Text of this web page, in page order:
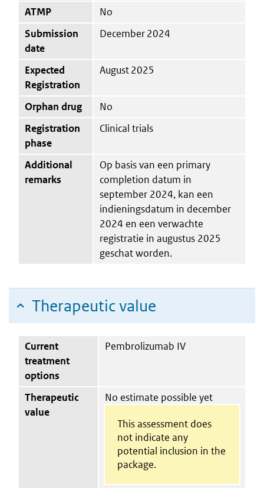
ATMP
No
Submission
date
December 2024
Expected
Registration
August 2025
Orphan drug
No
Registration
phase
Clinical trials
Additional
remarks
Op basis van een primary
completion datum in
september 2024, kan een
indieningsdatum in december
2024 en een verwachte
registratie in augustus 2025
geschat worden.
Therapeutic value
Current
treatment
options
Pembrolizumab IV
Therapeutic
value
No estimate possible yet
This assessment does
not indicate any
potential inclusion in the
package.